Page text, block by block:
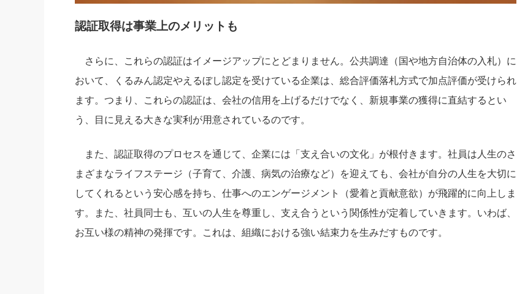
認証取得は事業上のメリットも
さらに、これらの認証はイメージアップにとどまりません。公共調達（国や地方自治体の入札）に
おいて、くるみん認定やえるぼし認定を受けている企業は、総合評価落札方式で加点評価が受けられ
ます。つまり、これらの認証は、会社の信用を上げるだけでなく、新規事業の獲得に直結するとい
う、目に見える大きな実利が用意されているのです。
また、認証取得のプロセスを通じて、企業には「支え合いの文化」が根付きます。社員は人生のさ
まざまなライフステージ（子育て、介護、病気の治療など）を迎えても、会社が自分の人生を大切に
してくれるという安心感を持ち、仕事へのエンゲージメント（愛着と貢献意欲）が飛躍的に向上しま
す。また、社員同士も、互いの人生を尊重し、支え合うという関係性が定着していきます。いわば、
お互い様の精神の発揮です。これは、組織における強い結束力を生みだすものです。